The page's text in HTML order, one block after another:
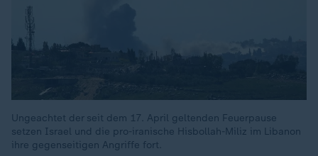
Ungeachtet der seit dem 17. April geltenden Feuerpause
setzen Israel und die pro-iranische Hisbollah-Miliz im Libanon
ihre gegenseitigen Angriffe fort.